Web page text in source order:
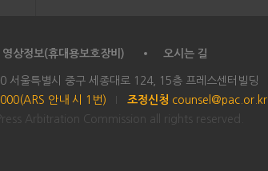
영상정보(휴대용보호장비) 오시는 길
서울특별시 중구 세종대로 124, 15층 프레스센터빌딩
안내 시 1번) 조정신청 counsel@pac.or.kr
Arbitration Commission all rights reserved.